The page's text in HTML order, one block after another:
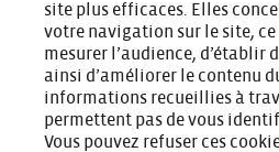
site plus efficaces. Elles
votre navigation sur le site,
mesurer l’audience, d’établir
ainsi d’améliorer le contenu
informations recueillies à
permettent pas de vous
Vous pouvez refuser ces